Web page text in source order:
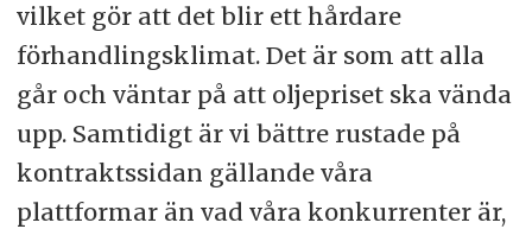
vilket gör att det blir ett hårdare
förhandlingsklimat. Det är som att alla
går och väntar på att oljepriset ska vända
upp. Samtidigt är vi bättre rustade på
kontraktssidan gällande våra
plattformar än vad våra konkurrenter är,